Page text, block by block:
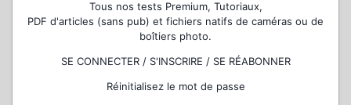
Tous nos tests Premium, Tutoriaux,
PDF d'articles (sans pub) et fichiers natifs de caméras ou de
boîtiers photo.
SE CONNECTER / S'INSCRIRE / SE RÉABONNER
Réinitialisez le mot de passe